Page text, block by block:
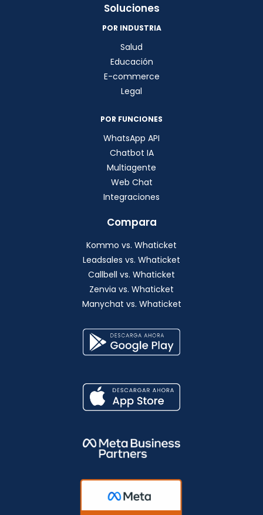
Soluciones
POR INDUSTRIA
Salud
Educación
E-commerce
Legal
POR FUNCIONES
WhatsApp API
Chatbot IA
Multiagente
Web Chat
Integraciones
Compara
Kommo vs. Whaticket
Leadsales vs. Whaticket
Callbell vs. Whaticket
Zenvia vs. Whaticket
Manychat vs. Whaticket